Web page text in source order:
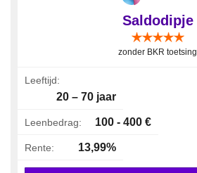
Saldodipje
zonder BKR toetsing
Leeftijd:
20 – 70 jaar
Leenbedrag: 100 - 400 €
Rente: 13,99%